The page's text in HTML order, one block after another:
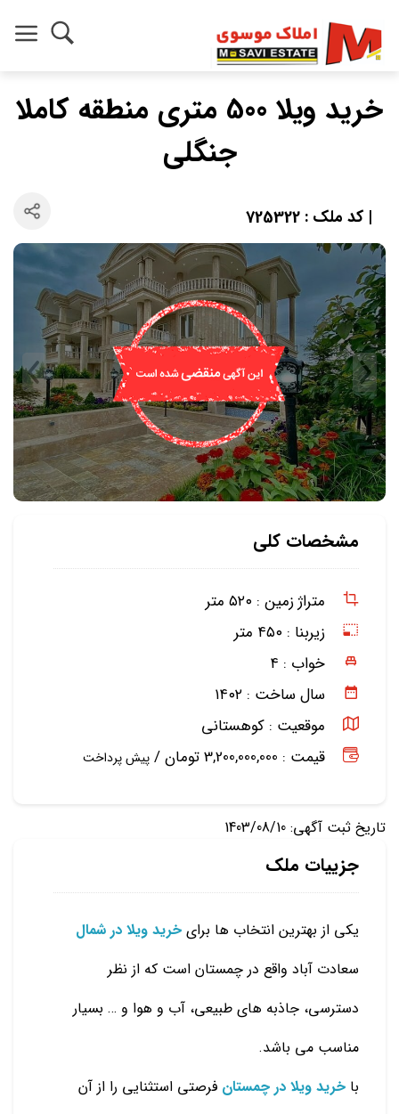
خرید ویلا 500 متری منطقه کاملا
جنگلی
| کد ملک : 725322
مشخصات کلی
متراژ زمین : ۵۲۰ متر
زیربنا : ۴۵۰ متر
خواب : ۴
سال ساخت : ۱۴۰۲
موقعیت : کوهستانی
قیمت : 3,200,000,000 تومان /
پیش پرداخت
تاریخ ثبت آگهی: 1403/08/10
جزییات ملک
یکی از بهترین انتخاب ها برای خرید ویلا در شمال
سعادت آباد واقع در چمستان است که از نظر
دسترسی، جاذبه های طبیعی، آب و هوا و … بسیار
مناسب می باشد.
با خرید ویلا در چمستان فرصتی استثنایی را از آن